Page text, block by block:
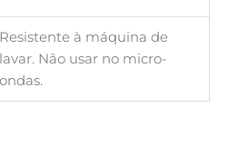
Resistente à máquina de
lavar. Não usar no micro-
ondas.